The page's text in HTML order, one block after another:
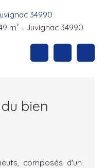
34990
m² - Juvignac 34990
du bien
composés d'un